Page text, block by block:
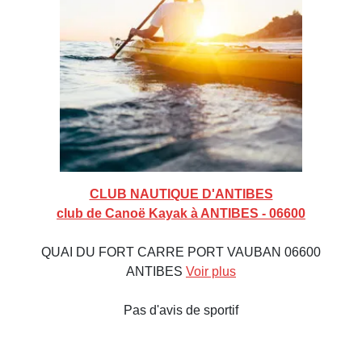
CLUB NAUTIQUE D'ANTIBES
club de Canoë Kayak à ANTIBES - 06600
QUAI DU FORT CARRE PORT VAUBAN 06600
ANTIBES Voir plus
Pas d'avis de sportif